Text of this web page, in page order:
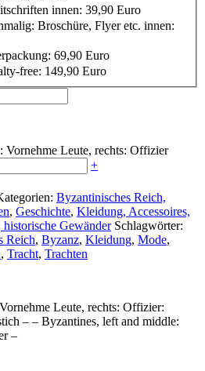
innen: 39,90 Euro
Broschüre, Flyer etc. innen:
69,90 Euro
free: 149,90 Euro
Vornehme Leute, rechts: Offizier
+
Byzantinisches Reich,
, Geschichte, Kleidung, Accessoires,
historische Gewänder Schlagwörter:
Reich, Byzanz, Kleidung, Mode,
, Tracht, Trachten
Leute, rechts: Offizier:
– – Byzantines, left and middle:
–